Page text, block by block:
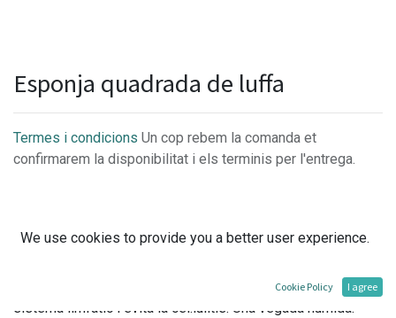
Esponja quadrada de luffa
Termes i condicions Un cop rebem la comanda et
confirmarem la disponibilitat i els terminis per l'entrega.
Aquesta esponja vegetal quadrada, està composta per
termal de Caldes de Rei. Activa la circulació sanguínea, el
sistema limfàtic i evita la cel.lulitis. Una vegada humida.
We use cookies to provide you a better user experience.
Cookie Policy I agree